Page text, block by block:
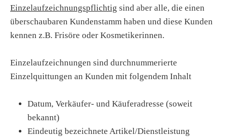
Einzelaufzeichnungspflichtig sind aber alle, die einen
überschaubaren Kundenstamm haben und diese Kunden
kennen z.B. Frisöre oder Kosmetikerinnen.
Einzelaufzeichnungen sind durchnummerierte
Einzelquittungen an Kunden mit folgendem Inhalt
Datum, Verkäufer- und Käuferadresse (soweit
bekannt)
Eindeutig bezeichnete Artikel/Dienstleistung